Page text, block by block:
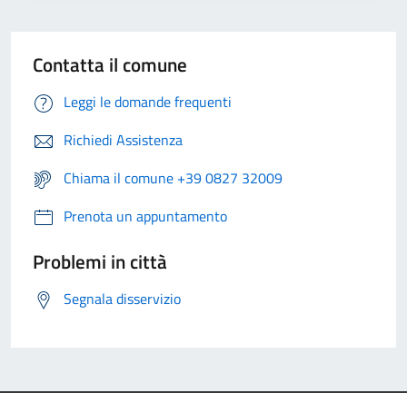
Contatta il comune
Leggi le domande frequenti
Richiedi Assistenza
Chiama il comune +39 0827 32009
Prenota un appuntamento
Problemi in città
Segnala disservizio